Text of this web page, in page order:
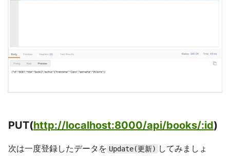
PUT(http://localhost:8000/api/books/:id)
次は一度登録したデータを Update(更新) してみましょ